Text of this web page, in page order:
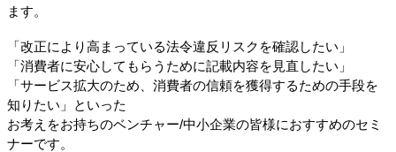
ます。
「改正により高まっている法令違反リスクを確認したい」
「消費者に安心してもらうために記載内容を見直したい」
「サービス拡大のため、消費者の信頼を獲得するための手段を
知りたい」といった
お考えをお持ちのベンチャー/中小企業の皆様におすすめのセミ
ナーです。